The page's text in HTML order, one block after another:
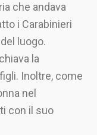
che andava
i Carabinieri
luogo.
la
Inoltre, come
nel
con il suo